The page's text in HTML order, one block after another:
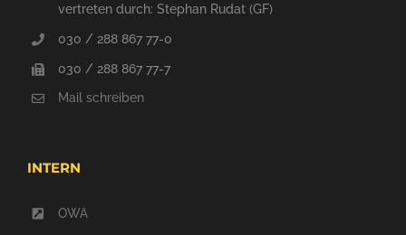
vertreten durch: Stephan Rudat (GF)
030 / 288 867 77-0
030 / 288 867 77-7
Mail schreiben
INTERN
OWA